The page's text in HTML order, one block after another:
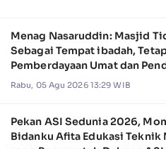
Menag Nasaruddin: Masjid
Sebagai Tempat ibadah,
Pemberdayaan Umat dan
Rabu, 05 Agu 2026 13:29 WIB
Pekan ASI Sedunia 2026,
Bidanku Afita Edukasi Teknik